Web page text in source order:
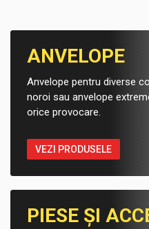
ANVELOPE
Anvelope pentru diverse
noroi sau anvelope
orice provocare.
VEZI PRODUSELE
PIESE ȘI